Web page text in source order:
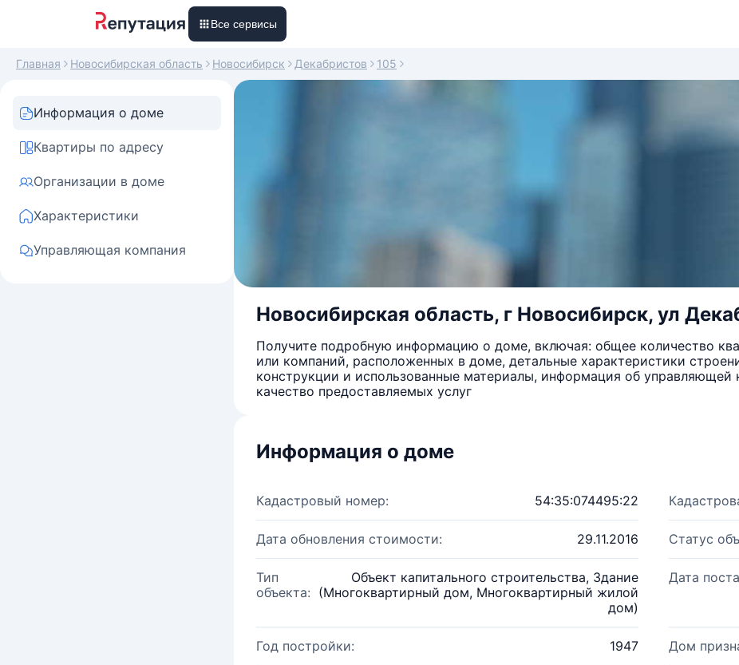
Все сервисы
Главная Новосибирская область Новосибирск Декабристов 105
Информация о доме
Квартиры по адресу
Организации в доме
Характеристики
Управляющая компания
Новосибирская область, г Новосибирск, ул
Получите подробную информацию о доме, включая: общее количество
или компаний, расположенных в доме, детальные характеристики
конструкции и использованные материалы, информация об управляющей
качество предоставляемых услуг
Информация о доме
Кадастровый номер: 54:35:074495:22
Дата обновления стоимости: 29.11.2016 Статус
Тип
объекта:
Объект капитального строительства, Здание
(Многоквартирный дом, Многоквартирный жилой
дом)
Дата
Год постройки: 1947 Дом